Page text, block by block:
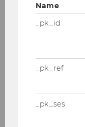
Name
_pk_id
_pk_ref
_pk_ses